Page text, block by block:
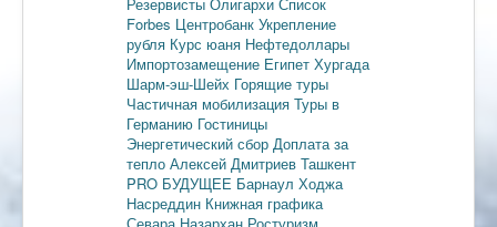
Forbes Центробанк Укрепление
рубля Курс юаня Нефтедоллары
Импортозамещение Египет Хургада
Шарм-эш-Шейх Горящие туры
Частичная мобилизация Туры в
Германию Гостиницы
Энергетический сбор Доплата за
тепло Алексей Дмитриев Ташкент
PRO БУДУЩЕЕ Барнаул Ходжа
Насреддин Книжная графика